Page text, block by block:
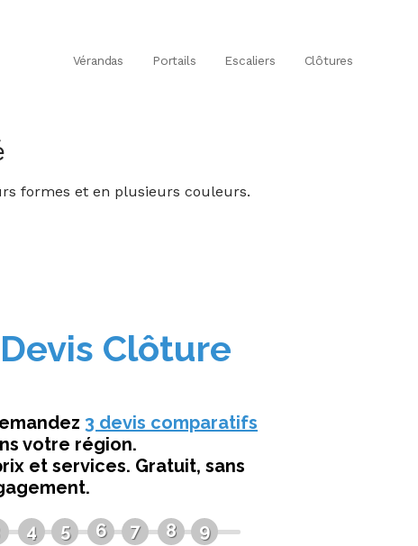
Vérandas Portails Escaliers Clôtures
formes et en plusieurs couleurs.